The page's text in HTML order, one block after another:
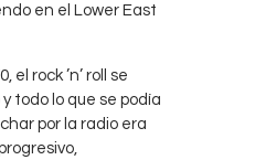
en el Lower East
el rock ’n’ roll se
todo lo que se podía
por la radio era